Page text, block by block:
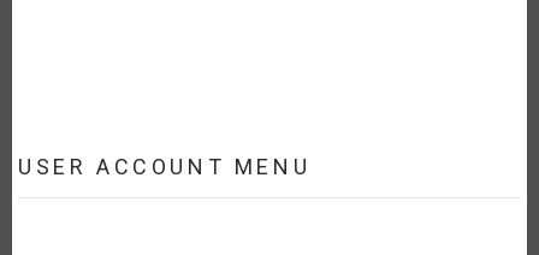
USER ACCOUNT MENU